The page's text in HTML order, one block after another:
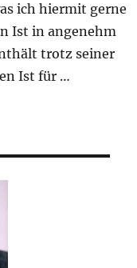
ich hiermit gerne
Ist in angenehm
trotz seiner
Ist für …
…““